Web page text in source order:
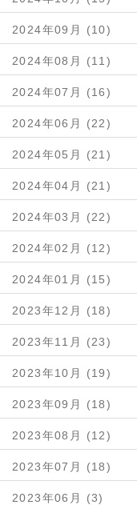
2024年09月 (10)
2024年08月 (11)
2024年07月 (16)
2024年06月 (22)
2024年05月 (21)
2024年04月 (21)
2024年03月 (22)
2024年02月 (12)
2024年01月 (15)
2023年12月 (18)
2023年11月 (23)
2023年10月 (19)
2023年09月 (18)
2023年08月 (12)
2023年07月 (18)
2023年06月 (3)